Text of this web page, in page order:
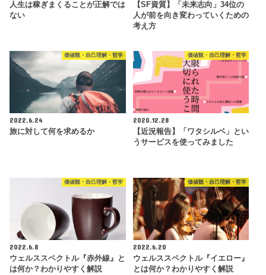
人生は稼ぎまくることが正解では
ない
【SF資質】「未来志向」34位の
人が前を向き変わっていくための
考え方
価値観・自己理解・哲学
2022.6.24
旅に対して何を求めるか
価値観・自己理解・哲学
2020.12.28
【近況報告】「ワタシルベ」とい
うサービスを使ってみました
価値観・自己理解・哲学
2022.6.8
ウェルススペクトル『赤外線』と
は何か？わかりやすく解説
価値観・自己理解・哲学
2022.6.20
ウェルススペクトル『イエロー』
とは何か？わかりやすく解説